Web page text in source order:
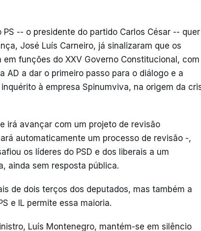
-- o presidente do partido Carlos César --
José Luís Carneiro, já sinalizaram que os
funções do XXV Governo Constitucional, com
AD a dar o primeiro passo para o diálogo e a
à empresa Spinumviva, na origem da
irá avançar com um projeto de revisão
automaticamente um processo de revisão -,
os líderes do PSD e dos liberais a um
ainda sem resposta pública.
de dois terços dos deputados, mas também a
e IL permite essa maioria.
Luís Montenegro, mantém-se em silêncio